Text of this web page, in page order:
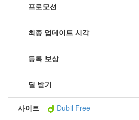
프로모션
최종 업데이트 시각
등록 보상
딜 받기
사이트 Dubil Free